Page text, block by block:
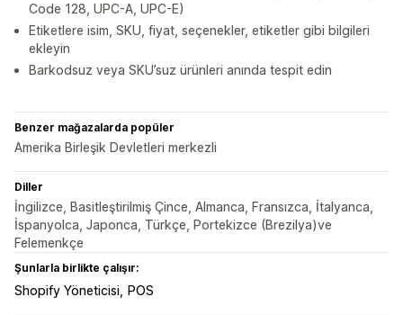
Code 128, UPC-A, UPC-E)
Etiketlere isim, SKU, fiyat, seçenekler, etiketler gibi bilgileri
ekleyin
Barkodsuz veya SKU’suz ürünleri anında tespit edin
Benzer mağazalarda popüler
Amerika Birleşik Devletleri merkezli
Diller
İngilizce, Basitleştirilmiş Çince, Almanca, Fransızca, İtalyanca,
İspanyolca, Japonca, Türkçe, Portekizce (Brezilya)ve
Felemenkçe
Şunlarla birlikte çalışır:
Shopify Yöneticisi POS